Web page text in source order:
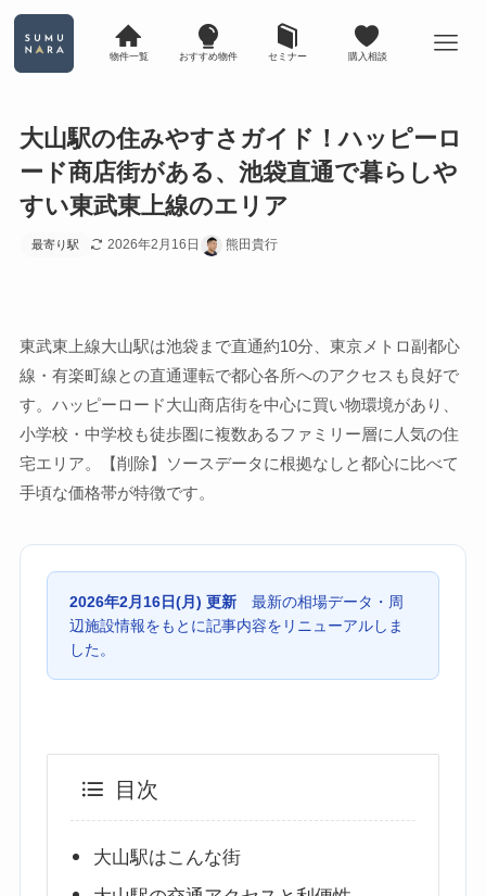
物件一覧 おすすめ物件 セミナー 購入相談
大山駅の住みやすさガイド！ハッピーロ
ード商店街がある、池袋直通で暮らしや
すい東武東上線のエリア
最寄り駅 2026年2月16日 熊田貴行
東武東上線大山駅は池袋まで直通約10分、東京メトロ副都心
線・有楽町線との直通運転で都心各所へのアクセスも良好で
す。ハッピーロード大山商店街を中心に買い物環境があり、
小学校・中学校も徒歩圏に複数あるファミリー層に人気の住
宅エリア。【削除】ソースデータに根拠なしと都心に比べて
手頃な価格帯が特徴です。
2026年2月16日(月) 更新最新の相場データ・周
辺施設情報をもとに記事内容をリニューアルしま
した。
目次
大山駅はこんな街